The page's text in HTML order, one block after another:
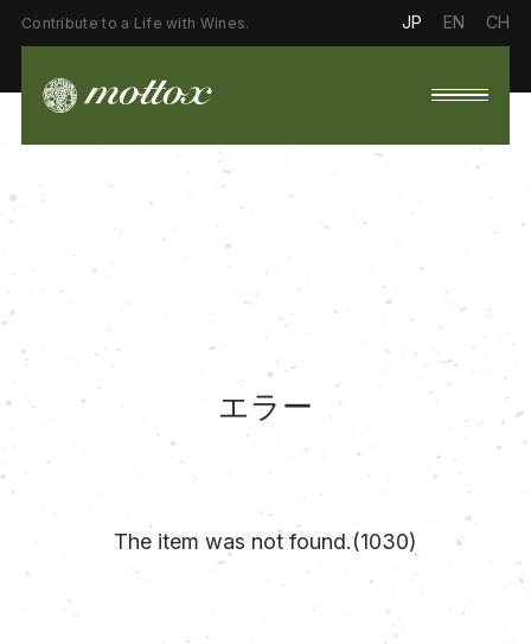
Contribute to a Life with Wines. JP EN CH
エラー
The item was not found.(1030)